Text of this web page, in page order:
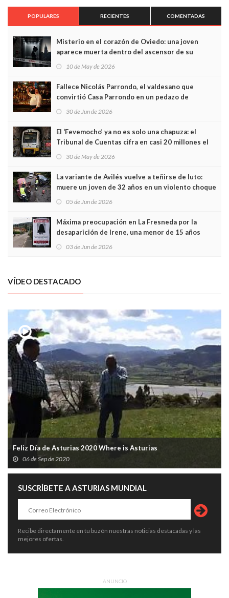
POPULARES RECIENTES COMENTADAS
Misterio en el corazón de Oviedo: una joven
aparece muerta dentro del ascensor de su
edificio y las cámaras captan sus últimos minutos
10 de May de 2026
Fallece Nicolás Parrondo, el valdesano que
convirtió Casa Parrondo en un pedazo de
Asturias en Madrid
30 de Jun de 2026
El ‘Fevemocho’ ya no es solo una chapuza: el
Tribunal de Cuentas cifra en casi 20 millones el
sobrecoste de los trenes que no cabían por los
30 de May de 2026
La variante de Avilés vuelve a teñirse de luto:
muere un joven de 32 años en un violento choque
frontal
05 de Jun de 2026
Máxima preocupación en La Fresneda por la
desaparición de Irene, una menor de 15 años
03 de Jun de 2026
VÍDEO DESTACADO
Feliz Día de Asturias 2020 Where is Asturias
06 de Sep de 2020
SUSCRÍBETE A ASTURIAS MUNDIAL
Recibe directamente en tu buzón nuestras noticias destacadas y las
mejores ofertas.
ANUNCIO